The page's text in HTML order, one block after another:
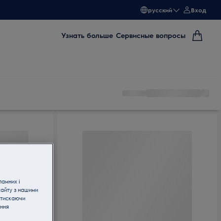
русский Вход
Узнать больше Сервисные вопросы
і
з нашими